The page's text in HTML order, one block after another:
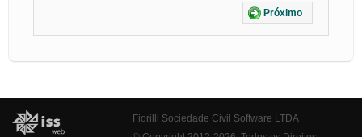
Próximo
Fiorilli Sociedade Civil Software LTDA